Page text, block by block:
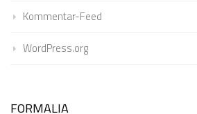
Kommentar-Feed
WordPress.org
FORMALIA